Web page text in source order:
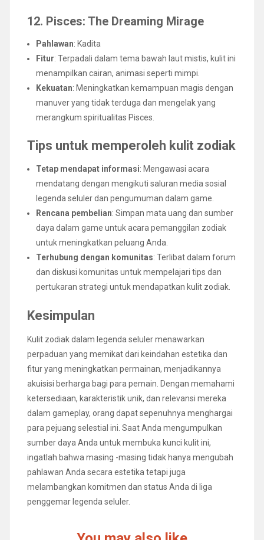
12. Pisces: The Dreaming Mirage
Pahlawan: Kadita
Fitur: Terpadali dalam tema bawah laut mistis, kulit ini
menampilkan cairan, animasi seperti mimpi.
Kekuatan: Meningkatkan kemampuan magis dengan
manuver yang tidak terduga dan mengelak yang
merangkum spiritualitas Pisces.
Tips untuk memperoleh kulit zodiak
Tetap mendapat informasi: Mengawasi acara
mendatang dengan mengikuti saluran media sosial
legenda seluler dan pengumuman dalam game.
Rencana pembelian: Simpan mata uang dan sumber
daya dalam game untuk acara pemanggilan zodiak
untuk meningkatkan peluang Anda.
Terhubung dengan komunitas: Terlibat dalam forum
dan diskusi komunitas untuk mempelajari tips dan
pertukaran strategi untuk mendapatkan kulit zodiak.
Kesimpulan
Kulit zodiak dalam legenda seluler menawarkan
perpaduan yang memikat dari keindahan estetika dan
fitur yang meningkatkan permainan, menjadikannya
akuisisi berharga bagi para pemain. Dengan memahami
ketersediaan, karakteristik unik, dan relevansi mereka
dalam gameplay, orang dapat sepenuhnya menghargai
para pejuang selestial ini. Saat Anda mengumpulkan
sumber daya Anda untuk membuka kunci kulit ini,
ingatlah bahwa masing -masing tidak hanya mengubah
pahlawan Anda secara estetika tetapi juga
melambangkan komitmen dan status Anda di liga
penggemar legenda seluler.